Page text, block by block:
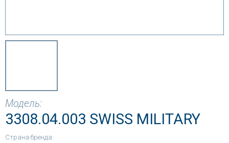
Модель:
3308.04.003 SWISS MILITARY
Страна бренда: